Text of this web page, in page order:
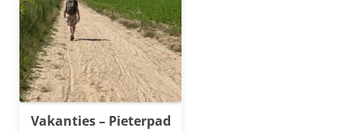
Vakanties – Pieterpad